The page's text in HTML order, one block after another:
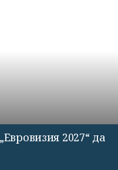
2027“ да